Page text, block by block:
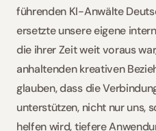
führenden KI-Anwälte
ersetzte unsere eigene
die ihrer Zeit weit voraus
anhaltenden kreativen
glauben, dass die
unterstützen, nicht nur uns,
helfen wird, tiefere